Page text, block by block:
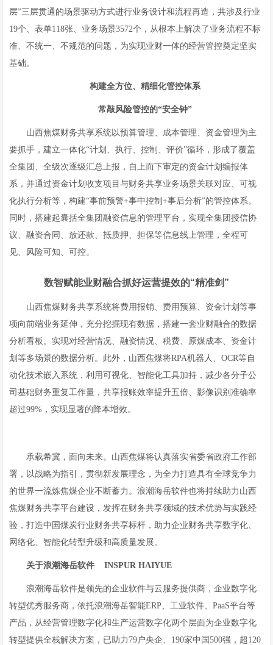
层”三层贯通的场景驱动方式进行业务设计和流程再造，共涉及行业
19个、表单118张、业务场景3572个，从根本上解决了业务流程不标
准、不统一、不规范的问题，为实现业财一体的经营管控奠定坚实
基础。
构建全方位、精细化管控体系
常敲风险管控的“安全钟”
山西焦煤财务共享系统以预算管理、成本管理、资金管理为主
要抓手，建立一体化“计划、执行、控制、评价”循环，形成了覆盖
全集团、全级次逐级汇总上报，自上而下审定的资金计划编报体
系，并通过资金计划收支项目与财务共享业务场景关联对应、可视
化执行分析等，构建“事前预警+事中控制+事后分析”的管控体系。
同时，搭建起囊括全集团融资信息的管理平台，实现全集团授信协
议、融资合同、放还款、抵质押、担保等信息线上管理，全程可
见、风险可知、可控。
数智赋能业财融合抓好运营提效的“精准剑”
山西焦煤财务共享系统将费用报销、费用预算、资金计划等事
项向前端业务延伸，充分挖掘现有数据，搭建一套业财融合的数据
分析看板。实现对经营情况、融资情况、税费、原煤成本、资金计
划等多场景的数据分析。此外，山西焦煤将RPA机器人、OCR等自
动化技术嵌入系统，利用可视化、智能化工具加持，减少各分子公
司基础财务重复工作量，共享报账效率提升五倍、影像识别准确率
超过99%，实现显著的降本增效。
承载希冀，面向未来。山西焦煤将认真落实省委省政府工作部
署，以战略为指引，贯彻新发展理念，为全力打造具有全球竞争力
的世界一流炼焦煤企业不断蓄力。浪潮海岳软件也将持续助力山西
焦煤财务共享平台建设，发挥在财务共享领域的技术优势与实践经
验，打造中国煤炭行业财务共享标杆，助力企业财务共享数字化、
网络化、智能化转型升级和高质量发展。
关于浪潮海岳软件 INSPUR HAIYUE
浪潮海岳软件是领先的企业软件与云服务提供商，企业数字化
转型优秀服务商，依托浪潮海岳智能ERP、工业软件、PaaS平台等
产品，从经营管理数字化和生产运营数字化两个层面为企业数字化
转型提供全栈解决方案，已助力79户央企、190家中国500强，超120